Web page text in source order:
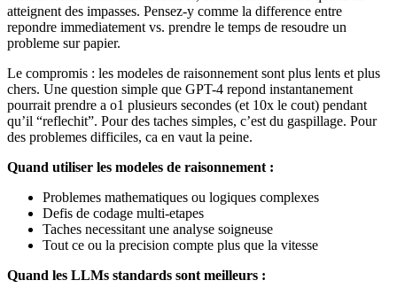
atteignent des impasses. Pensez-y comme la difference entre
repondre immediatement vs. prendre le temps de resoudre un
probleme sur papier.
Le compromis : les modeles de raisonnement sont plus lents et plus
chers. Une question simple que GPT-4 repond instantanement
pourrait prendre a o1 plusieurs secondes (et 10x le cout) pendant
qu’il “reflechit”. Pour des taches simples, c’est du gaspillage. Pour
des problemes difficiles, ca en vaut la peine.
Quand utiliser les modeles de raisonnement :
Problemes mathematiques ou logiques complexes
Defis de codage multi-etapes
Taches necessitant une analyse soigneuse
Tout ce ou la precision compte plus que la vitesse
Quand les LLMs standards sont meilleurs :